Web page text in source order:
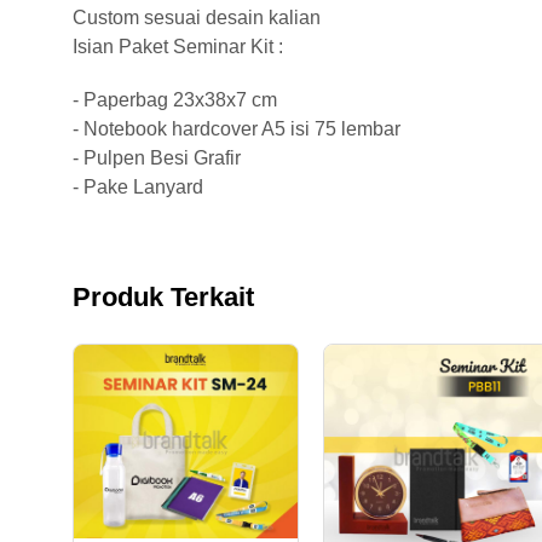
Custom sesuai desain kalian
Isian Paket Seminar Kit :
- Paperbag 23x38x7 cm
- Notebook hardcover A5 isi 75 lembar
- Pulpen Besi Grafir
- Pake Lanyard
Produk Terkait